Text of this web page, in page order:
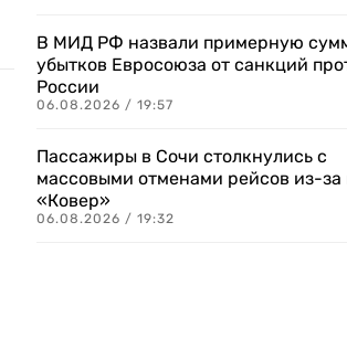
В МИД РФ назвали примерную
убытков Евросоюза от санкций
России
06.08.2026 / 19:57
Пассажиры в Сочи столкнулись с
массовыми отменами рейсов из-за
«Ковер»
06.08.2026 / 19:32